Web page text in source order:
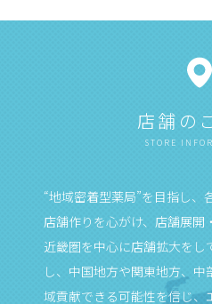
店舗の
STORE
“地域密着型薬局”を目指し、
店舗作りを心がけ、店舗展開
近畿圏を中心に店舗拡大をし
し、中国地方や関東地方、
域貢献できる可能性を信じ、